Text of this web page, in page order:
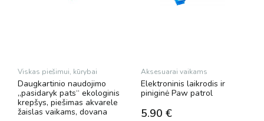
Viskas piešimui, kūrybai
Daugkartinio naudojimo
„pasidaryk pats“ ekologinis
krepšys, piešimas akvarele
žaislas vaikams, dovana
Aksesuarai vaikams
Elektroninis laikrodis ir
piniginė Paw patrol
5.90 €